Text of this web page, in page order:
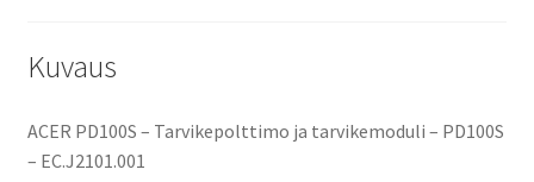
Kuvaus
ACER PD100S – Tarvikepolttimo ja tarvikemoduli – PD100S
– EC.J2101.001